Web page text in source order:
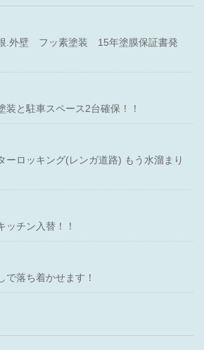
壁 フッ素塗装 15年塗膜保証書発
と駐車スペース2台確保！！
ロッキング(レンガ道路) もう水溜まり
チン入替！！
落ち着かせます！